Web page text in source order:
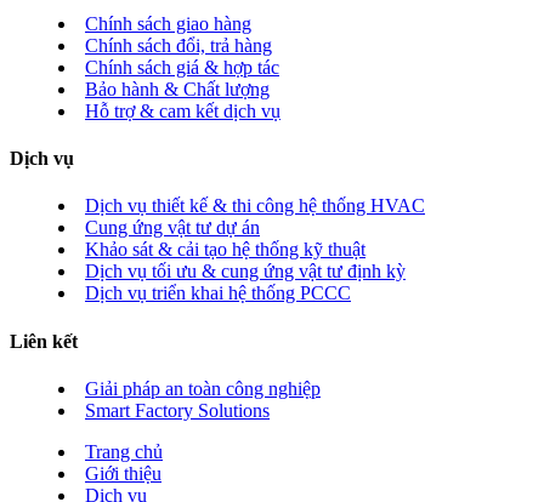
Chính sách giao hàng
Chính sách đổi, trả hàng
Chính sách giá & hợp tác
Bảo hành & Chất lượng
Hỗ trợ & cam kết dịch vụ
Dịch vụ
Dịch vụ thiết kế & thi công hệ thống HVAC
Cung ứng vật tư dự án
Khảo sát & cải tạo hệ thống kỹ thuật
Dịch vụ tối ưu & cung ứng vật tư định kỳ
Dịch vụ triển khai hệ thống PCCC
Liên kết
Giải pháp an toàn công nghiệp
Smart Factory Solutions
Trang chủ
Giới thiệu
Dịch vụ